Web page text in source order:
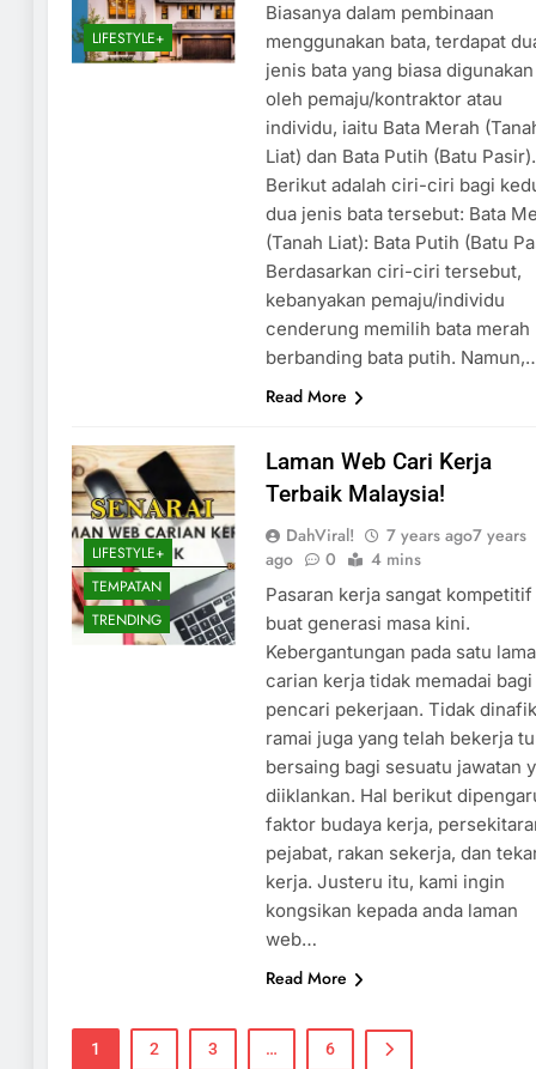
LIFESTYLE+
Biasanya dalam pembinaan
menggunakan bata, terdapat
jenis bata yang biasa digunakan
oleh pemaju/kontraktor atau
individu, iaitu Bata Merah
Liat) dan Bata Putih (Batu Pasir).
Berikut adalah ciri-ciri bagi
dua jenis bata tersebut: Bata
(Tanah Liat): Bata Putih (Batu
Berdasarkan ciri-ciri tersebut,
kebanyakan pemaju/individu
cenderung memilih bata merah
berbanding bata putih.
Read More
LIFESTYLE+
TEMPATAN
TRENDING
Laman Web Cari Kerja
Terbaik Malaysia!
DahViral! 7 years ago7 years
ago
0 4 mins
Pasaran kerja sangat kompetitif
buat generasi masa kini.
Kebergantungan pada satu lama
carian kerja tidak memadai bagi
pencari pekerjaan. Tidak
ramai juga yang telah bekerja
bersaing bagi sesuatu jawatan
diiklankan. Hal berikut
faktor budaya kerja,
pejabat, rakan sekerja, dan
kerja. Justeru itu, kami ingin
kongsikan kepada anda laman
web…
Read More
1 2 3 … 6